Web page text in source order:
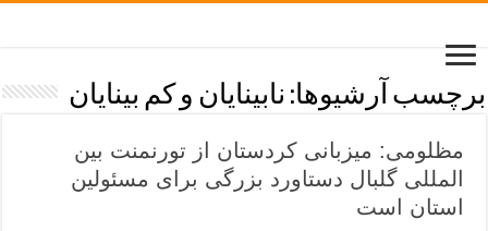
برچسب آرشیوها: نابینایان و کم بینایان
مظلومی: میزبانی کردستان از تورنمنت بین
المللی گلبال دستاورد بزرگی برای مسئولین
استان است